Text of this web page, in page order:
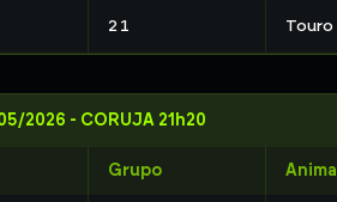
21 Touro
2026 - CORUJA 21h20
Grupo Animal